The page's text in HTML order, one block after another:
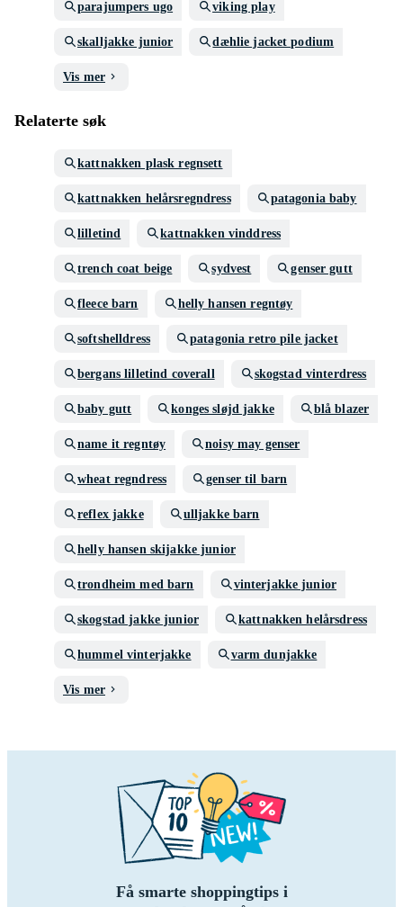
parajumpers ugo viking play
skalljakke junior dæhlie jacket podium
Vis mer
Relaterte søk
kattnakken plask regnsett
kattnakken helårsregndress patagonia baby
lilletind kattnakken vinddress
trench coat beige sydvest genser gutt
fleece barn helly hansen regntøy
softshelldress patagonia retro pile jacket
bergans lilletind coverall skogstad vinterdress
baby gutt konges sløjd jakke blå blazer
name it regntøy noisy may genser
wheat regndress genser til barn
reflex jakke ulljakke barn
helly hansen skijakke junior
trondheim med barn vinterjakke junior
skogstad jakke junior kattnakken helårsdress
hummel vinterjakke varm dunjakke
Vis mer
Få smarte shoppingtips i